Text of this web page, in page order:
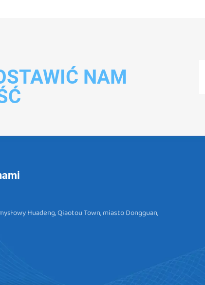
NAM
Huadeng, Qiaotou Town, miasto Dongguan,